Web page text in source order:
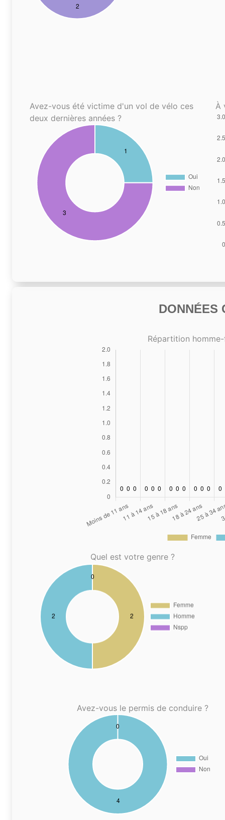
Avez-vous été victime d'un vol de vélo ces
deux dernières années ?
À
DONNÉES
Répartition
Quel est votre genre ?
Avez-vous le permis de conduire ?